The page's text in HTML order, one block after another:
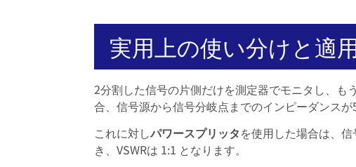
実用上の使い分けと適
2分割した信号の片側だけを測定器でモニタし、
合、信号源から信号分岐点までのインピーダンス
これに対しパワースプリッタを使用した場合は、
き、VSWRは 1:1 となります。